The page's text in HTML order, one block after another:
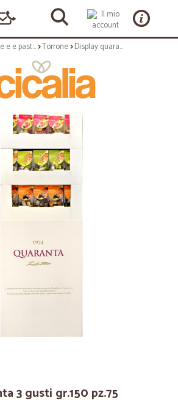
Pane e e pasticceria Torrone Display quaranta 3 gusti gr.150 pz.75
3 gusti gr.150 pz.75